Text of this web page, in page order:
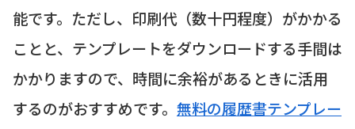
能です。ただし、印刷代（数十円程度）がかかる
ことと、テンプレートをダウンロードする手間は
かかりますので、時間に余裕があるときに活用
するのがおすすめです。 無料の履歴書テンプレー